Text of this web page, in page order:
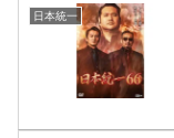
日本統一